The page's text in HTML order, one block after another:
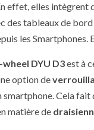
effet, elles intègrent
des tableaux de
les Smartphones.
DYU D3est à
option de
smartphone. Cela
matière de